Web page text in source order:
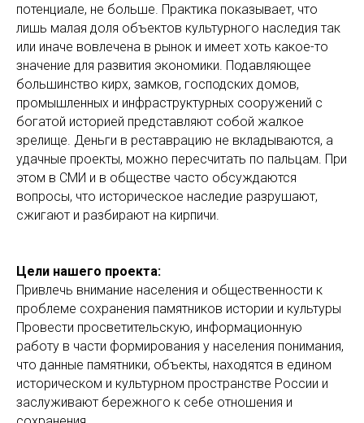
потенциале, не больше. Практика показывает, что
лишь малая доля объектов культурного наследия так
или иначе вовлечена в рынок и имеет хоть какое-то
значение для развития экономики. Подавляющее
большинство кирх, замков, господских домов,
промышленных и инфраструктурных сооружений с
богатой историей представляют собой жалкое
зрелище. Деньги в реставрацию не вкладываются, а
удачные проекты, можно пересчитать по пальцам. При
этом в СМИ и в обществе часто обсуждаются
вопросы, что историческое наследие разрушают,
сжигают и разбирают на кирпичи.
Цели нашего проекта:
Привлечь внимание населения и общественности к
проблеме сохранения памятников истории и культуры
Провести просветительскую, информационную
работу в части формирования у населения понимания,
что данные памятники, объекты, находятся в едином
историческом и культурном пространстве России и
заслуживают бережного к себе отношения и